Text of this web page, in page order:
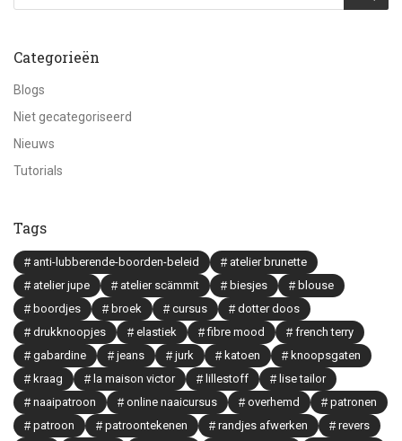
Categorieën
Blogs
Niet gecategoriseerd
Nieuws
Tutorials
Tags
anti-lubberende-boorden-beleid
atelier brunette
atelier jupe
atelier scämmit biesjes
blouse
boordjes
broek cursus
dotter doos
drukknoopjes
elastiek fibre mood
french terry
gabardine
jeans jurk katoen
knoopsgaten
kraag
la maison victor lillestoff
lise tailor
naaipatroon
online naaicursus overhemd
patronen
patroon
patroontekenen randjes afwerken revers